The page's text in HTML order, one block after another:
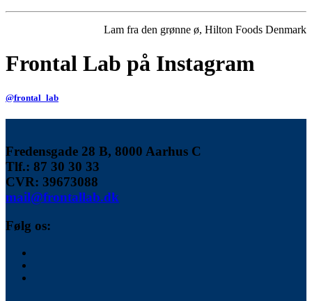
Lam fra den grønne ø, Hilton Foods Denmark
Frontal Lab på Instagram
@frontal_lab
Fredensgade 28 B, 8000 Aarhus C
Tlf.: 87 30 30 33
CVR: 39673088
mail@frontallab.dk
Følg os: